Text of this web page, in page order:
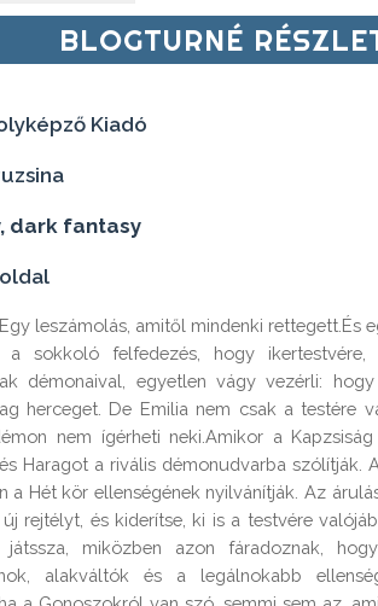
BLOGTURNÉ
Kiadó
dark fantasy
leszámolás, amitől mindenki rettegett.És
a sokkoló felfedezés, hogy
démonaival, egyetlen vágy vezérli:
herceget. De Emilia nem csak a testére
nem ígérheti neki.Amikor a
Haragot a rivális démonudvarba szólítják.
a Hét kör ellenségének nyilvánítják. Az
rejtélyt, és kiderítse, ki is a testvére
miközben azon fáradoznak,
alakváltók és a legálnokabb